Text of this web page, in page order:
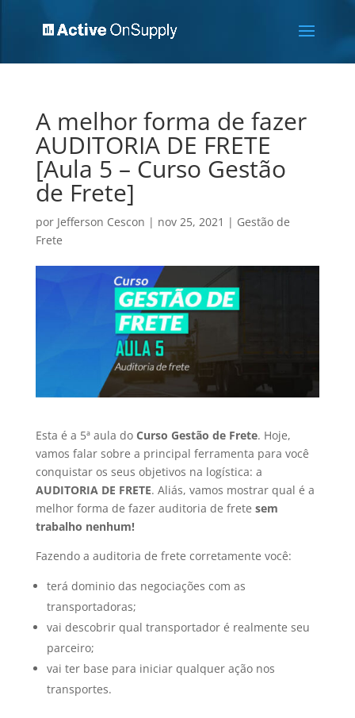
A melhor forma de fazer
AUDITORIA DE FRETE
[Aula 5 – Curso Gestão
de Frete]
por Jefferson Cescon | nov 25, 2021 | Gestão de
Frete
Esta é a 5ª aula do Curso Gestão de Frete. Hoje,
vamos falar sobre a principal ferramenta para você
conquistar os seus objetivos na logística: a
AUDITORIA DE FRETE. Aliás, vamos mostrar qual é a
melhor forma de fazer auditoria de frete sem
trabalho nenhum!
Fazendo a auditoria de frete corretamente você:
terá dominio das negociações com as
transportadoras;
vai descobrir qual transportador é realmente seu
parceiro;
vai ter base para iniciar qualquer ação nos
transportes.